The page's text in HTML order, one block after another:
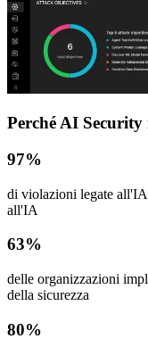
Perché AI
97%
di violazioni legate all'IA
all'IA
63%
delle organizzazioni
della sicurezza
80%